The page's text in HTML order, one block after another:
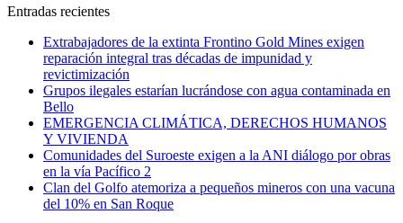
Entradas recientes
Extrabajadores de la extinta Frontino Gold Mines exigen
reparación integral tras décadas de impunidad y
revictimización
Grupos ilegales estarían lucrándose con agua contaminada en
Bello
EMERGENCIA CLIMÁTICA, DERECHOS HUMANOS
Y VIVIENDA
Comunidades del Suroeste exigen a la ANI diálogo por obras
en la vía Pacífico 2
Clan del Golfo atemoriza a pequeños mineros con una vacuna
del 10% en San Roque